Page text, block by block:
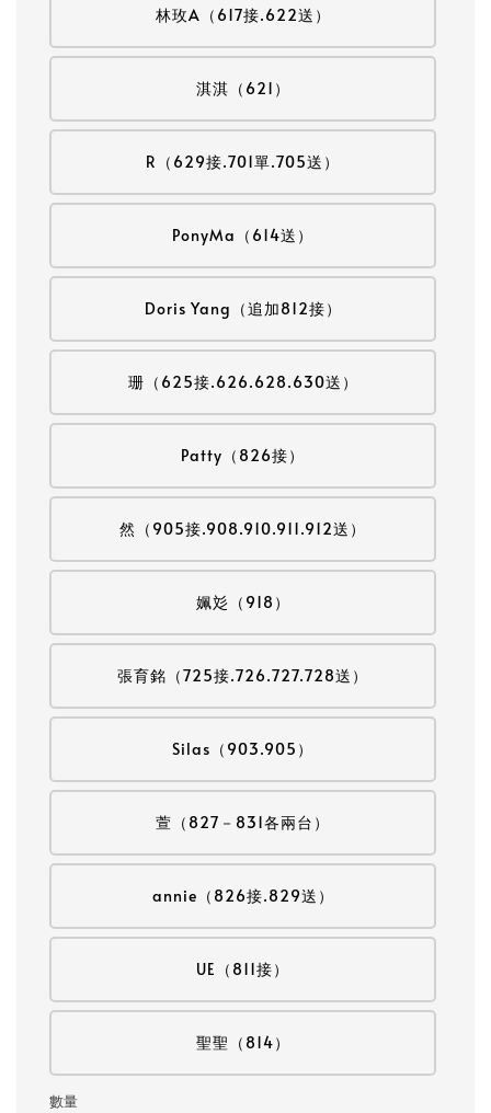
林玫A（617接.622送）
淇淇（621）
R（629接.701單.705送）
PonyMa（614送）
Doris Yang（追加812接）
珊（625接.626.628.630送）
Patty（826接）
然（905接.908.910.911.912送）
姵彣（918）
張育銘（725接.726.727.728送）
Silas（903.905）
萱（827－831各兩台）
annie（826接.829送）
UE（811接）
聖聖（814）
數量